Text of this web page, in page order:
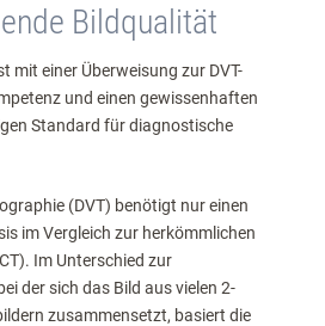
Bildqualität
mit einer Überweisung zur DVT-
und einen gewissenhaften
Standard für diagnostische
(DVT) benötigt nur einen
im Vergleich zur herkömmlichen
Im Unterschied zur
der sich das Bild aus vielen 2-
zusammensetzt, basiert die